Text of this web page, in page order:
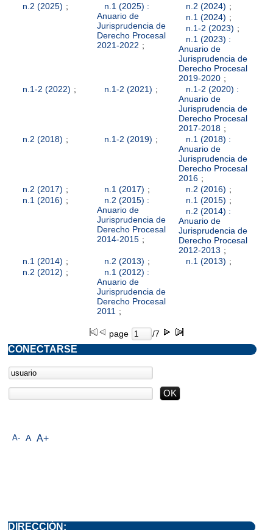
n.2 (2025) ;
n.1 (2025) :
Anuario de
Jurisprudencia de
Derecho Procesal
2021-2022 ;
n.2 (2024) ;
n.1 (2024) ;
n.1-2 (2023) ;
n.1 (2023) :
Anuario de
Jurisprudencia de
Derecho Procesal
2019-2020 ;
n.1-2 (2022) ; n.1-2 (2021) ;
n.1-2 (2020) :
Anuario de
Jurisprudencia de
Derecho Procesal
2017-2018 ;
n.2 (2018) ; n.1-2 (2019) ;
n.1 (2018) :
Anuario de
Jurisprudencia de
Derecho Procesal
2016 ;
n.2 (2017) ; n.1 (2017) ; n.2 (2016) ;
n.1 (2016) ;
n.2 (2015) :
Anuario de
Jurisprudencia de
Derecho Procesal
2014-2015 ;
n.1 (2015) ;
n.2 (2014) :
Anuario de
Jurisprudencia de
Derecho Procesal
2012-2013 ;
n.1 (2014) ; n.2 (2013) ; n.1 (2013) ;
n.2 (2012) ;
n.1 (2012) :
Anuario de
Jurisprudencia de
Derecho Procesal
2011 ;
page /7
A- A A+
CONECTARSE
DIRECCIÓN: